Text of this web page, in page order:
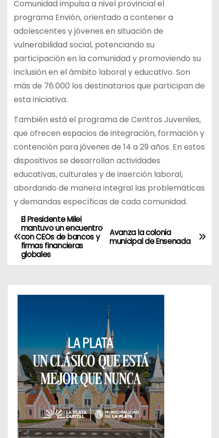
Comunidad impulsa a nivel provincial el
programa Envión, orientado a contener a
adolescentes y jóvenes en situación de
vulnerabilidad social, potenciando su
participación en la comunidad y promoviendo su
inclusión en el ámbito laboral y educativo. Son
más de 76.000 los destinatarios que participan de
esta iniciativa.
También está el programa de Centros Juveniles,
que ofrecen espacios de integración, formación y
contención para jóvenes de 14 a 29 años. En estos
dispositivos se desarrollan actividades
educativas, culturales y de inserción laboral,
abordando de manera integral las problemáticas
y demandas específicas de cada comunidad.
N
a
c
ó
n
d
Avanza la colonia
municipal de Ensenada
El Presidente Milei
mantuvo un encuentro
con CEOs de bancos y
firmas financieras
globales